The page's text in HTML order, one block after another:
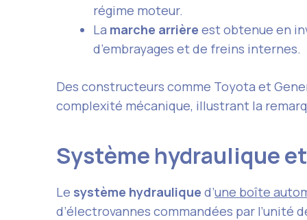
régime moteur.
La marche arrière est obtenue en
d’embrayages et de freins internes.
Des constructeurs comme Toyota et
complexité mécanique, illustrant la
Système hydraulique
Le système hydraulique d’une boîte
d’électrovannes commandées par